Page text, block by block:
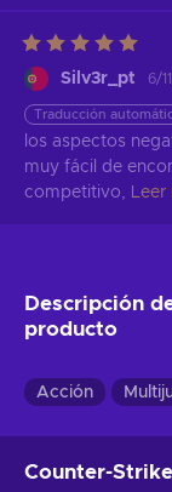
Silv3r_pt 6/
Traducción
los aspectos
muy fácil de
competitivo,
Descripción
producto
Acción
Counter-